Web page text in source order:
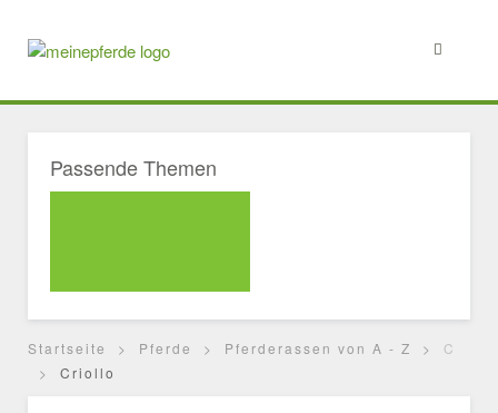
Startseite Pferde Pferderassen von A - Z
C
Criollo
Passende Themen